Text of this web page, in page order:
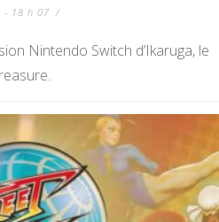
- 18 h 07 /
Nintendo Switch d’Ikaruga, le